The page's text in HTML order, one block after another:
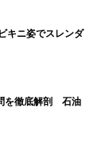
キニ姿でスレンダ
を徹底解剖 石油